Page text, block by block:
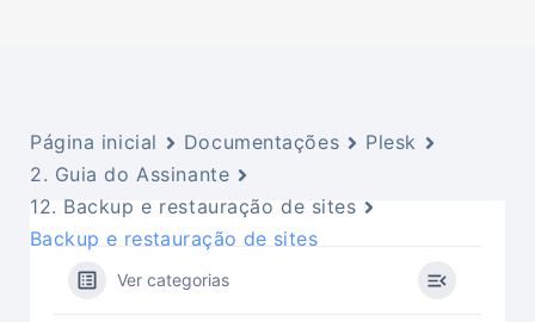
Página inicial Documentações
Plesk
2. Guia do Assinante
12. Backup e restauração de sites
Backup e restauração de sites
Ver categorias